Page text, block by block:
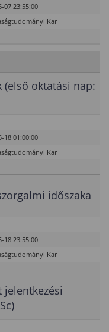
07 23:55:00
Kar
(első oktatási nap:
18 01:00:00
Kar
időszaka
18 23:55:00
Kar
jelentkezési